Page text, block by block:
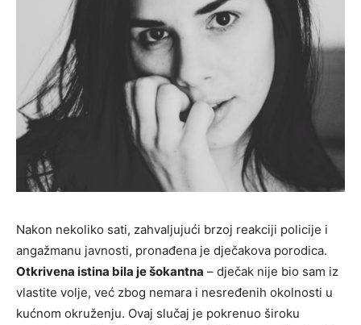
Nakon nekoliko sati, zahvaljujući brzoj reakciji policije i
angažmanu javnosti, pronađena je dječakova porodica.
Otkrivena istina bila je šokantna – dječak nije bio sam iz
vlastite volje, već zbog nemara i nesređenih okolnosti u
kućnom okruženju. Ovaj slučaj je pokrenuo široku